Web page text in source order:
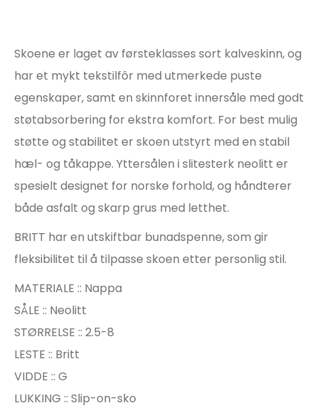
Skoene er laget av førsteklasses sort kalveskinn, og
har et mykt tekstilfôr med utmerkede puste
egenskaper, samt en skinnforet innersåle med godt
støtabsorbering for ekstra komfort. For best mulig
støtte og stabilitet er skoen utstyrt med en stabil
hæl- og tåkappe. Yttersålen i slitesterk neolitt er
spesielt designet for norske forhold, og håndterer
både asfalt og skarp grus med letthet.
BRITT har en utskiftbar bunadspenne, som gir
fleksibilitet til å tilpasse skoen etter personlig stil.
MATERIALE :: Nappa
SÅLE :: Neolitt
STØRRELSE :: 2.5-8
LESTE :: Britt
VIDDE :: G
LUKKING :: Slip-on-sko